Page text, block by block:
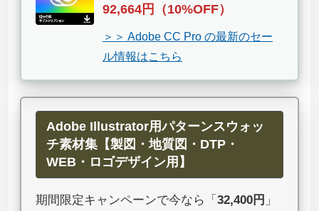
92,664円（10%OFF）
＞＞ Adobe CC Pro の最新のセー
ル情報はこちら
Adobe Illustrator用パターンスウォッ
チ素材集【製図・地質図・DTP・
WEB・ロゴデザイン用】
期間限定キャンペーンで今なら「 32,400円 」